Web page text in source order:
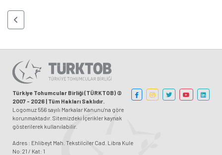
Türkiye Tohumcular Birliği (TÜRKTOB) ©
2007 - 2026 | Tüm Hakları Saklıdır.
Logomuz 556 sayılı Markalar Kanunu'na göre
korunmaktadır. Sitemizdeki İçerikler kaynak
gösterilerek kullanılabilir.
Adres : Ehlibeyt Mah. Tekstilciler Cad. Libra Kule
No:21 / Kat: 1